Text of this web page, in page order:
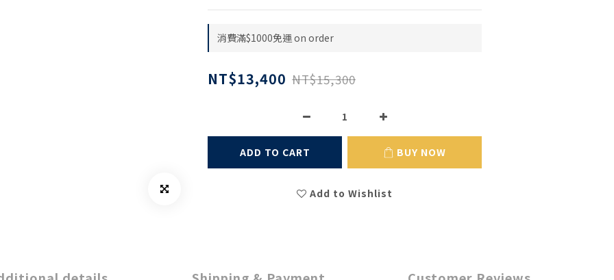
消費滿$1000免運 on order
NT$13,400 NT$15,300
ADD TO CART BUY NOW
Add to Wishlist